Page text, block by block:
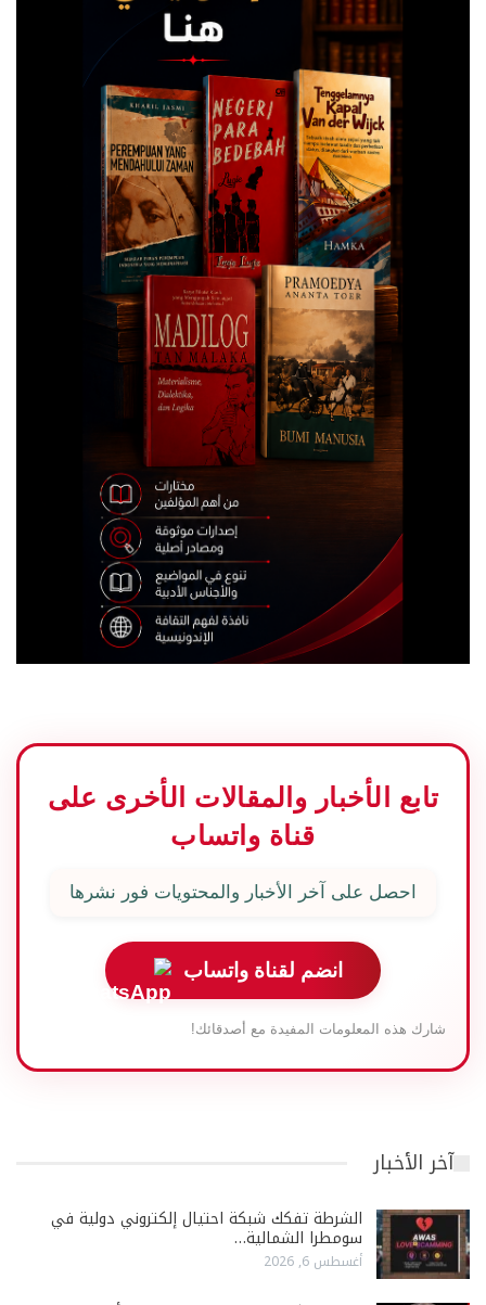
تابع الأخبار والمقالات الأخرى على
قناة واتساب
احصل على آخر الأخبار والمحتويات فور نشرها
انضم لقناة واتساب
شارك هذه المعلومات المفيدة مع أصدقائك!
آخر الأخبار
الشرطة تفكك شبكة احتيال إلكتروني دولية في
سومطرا الشمالية…
أغسطس 6, 2026